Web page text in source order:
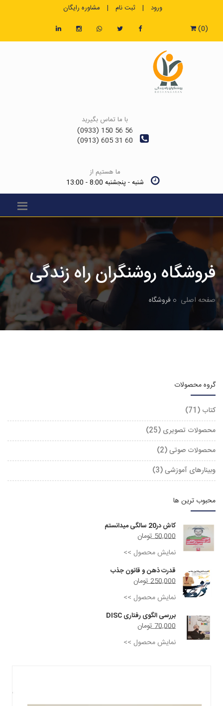
ورود | ثبت نام | مشاوره رایگان
(0)
با ما تماس بگیرید
56 56 150 (0933)
60 31 605 (0913)
ما هستیم از
شنبه - پنجشنبه 8:00 - 13:00
فروشگاه روشنگران راه زندگی
صفحه اصلی فروشگاه
گروه محصولات
کتاب (71)
محصولات تصویری (25)
محصولات صوتی (2)
وبینارهای آموزشی (3)
محبوب ترین ها
کاش در20 سالگی میدانستم
50,000 تومان
نمایش محصول >>
قدرت ذهن و قانون جذب
250,000 تومان
نمایش محصول >>
بررسی الگوی رفتاری DISC
70,000 تومان
نمایش محصول >>